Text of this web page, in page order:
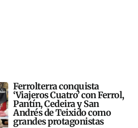
Ferrolterra conquista
‘Viajeros Cuatro’ con Ferrol,
Pantín, Cedeira y San
Andrés de Teixido como
grandes protagonistas